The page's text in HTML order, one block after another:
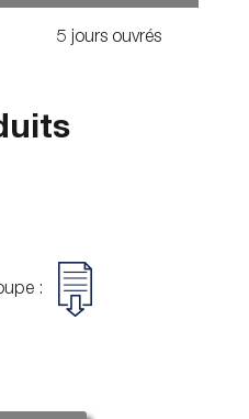
5 jours ouvrés
: